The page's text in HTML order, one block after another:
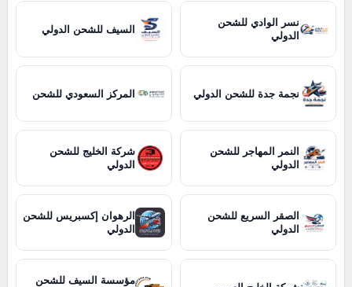
نسر الوادي للشحن
الدولي
السيف للشحن الدولي
نجمة جدة للشحن الدولي المركز السعودي للشحن
النمر المهاجر للشحن
الدولي
شركة الخليج للشحن
الدولي
الصقر السريع للشحن
الدولي
الرهوان إكسبريس للشحن
الدولي
مؤسسة السيف للشحن